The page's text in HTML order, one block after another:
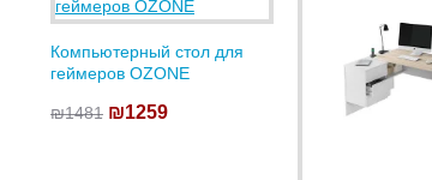
Компьютерный стол для
геймеров OZONE
₪1481 ₪1259